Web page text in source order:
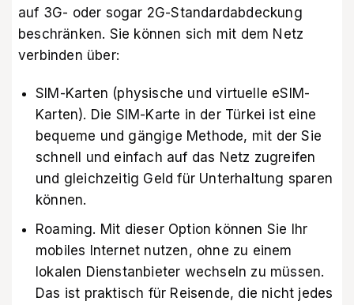
auf 3G- oder sogar 2G-Standardabdeckung
beschränken. Sie können sich mit dem Netz
verbinden über:
SIM-Karten (physische und virtuelle eSIM-
Karten). Die SIM-Karte in der Türkei ist eine
bequeme und gängige Methode, mit der Sie
schnell und einfach auf das Netz zugreifen
und gleichzeitig Geld für Unterhaltung sparen
können.
Roaming. Mit dieser Option können Sie Ihr
mobiles Internet nutzen, ohne zu einem
lokalen Dienstanbieter wechseln zu müssen.
Das ist praktisch für Reisende, die nicht jedes